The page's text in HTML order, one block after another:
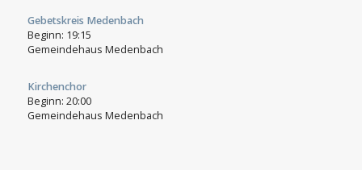
Gebetskreis Medenbach
Beginn: 19:15
Gemeindehaus Medenbach
Kirchenchor
Beginn: 20:00
Gemeindehaus Medenbach